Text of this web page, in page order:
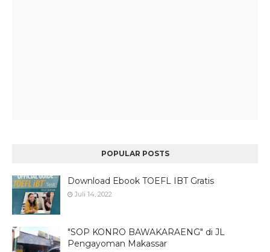
POPULAR POSTS
Download Ebook TOEFL IBT Gratis
Juli 14, 2022
"SOP KONRO BAWAKARAENG" di JL
Pengayoman Makassar